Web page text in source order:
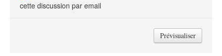
cette discussion par email